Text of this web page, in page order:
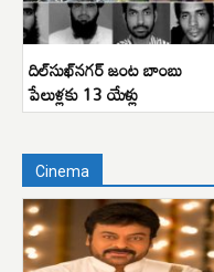
దిల్‌సుఖ్‌నగర్ జంట బాంబు
పేలుళ్లకు 13 యేళ్లు
Cinema